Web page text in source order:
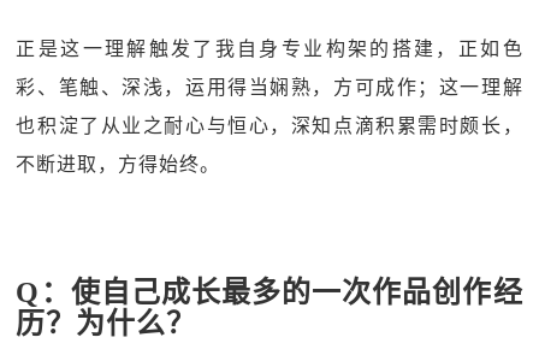
正是这一理解触发了我自身专业构架的搭建，正如色
彩、笔触、深浅，运用得当娴熟，方可成作；这一理解
也积淀了从业之耐心与恒心，深知点滴积累需时颇长，
不断进取，方得始终。
Q：使自己成长最多的⼀次作品创作经
历？为什么？